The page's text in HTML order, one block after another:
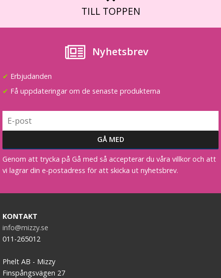
Löshår rakt 5 Clip on - Svart & mörkrosa underhår
★ ★★ ★★
LÄGG I VARUKORG
TILL TOPPEN
Nyhetsbrev
✔ Erbjudanden
✔ Få uppdateringar om de senaste produkterna
Genom att trycka på Gå med så accepterar du våra villkor och att
vi lagrar din e-postadress för att skicka ut nyhetsbrev.
KONTAKT
info@mizzy.se
011-265012
Phelt AB - Mizzy
Finspångsvägen 27